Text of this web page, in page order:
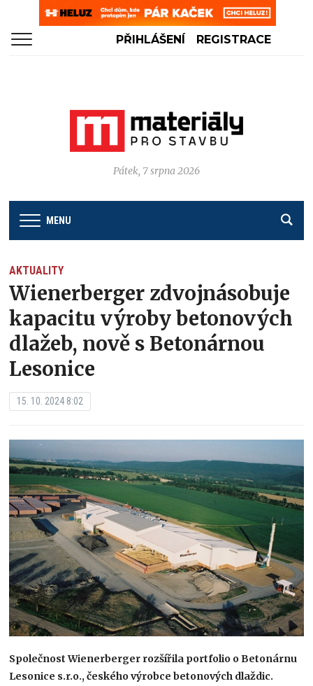
PŘIHLÁŠENÍ REGISTRACE
Pátek, 7 srpna 2026
MENU
AKTUALITY
Wienerberger zdvojnásobuje
kapacitu výroby betonových
dlažeb, nově s Betonárnou
Lesonice
15. 10. 2024 8:02
Společnost Wienerberger rozšířila portfolio o Betonárnu
Lesonice s.r.o., českého výrobce betonových dlaždic.